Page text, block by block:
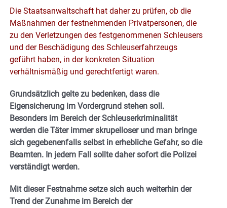
Die Staatsanwaltschaft hat daher zu prüfen, ob die
Maßnahmen der festnehmenden Privatpersonen, die
zu den Verletzungen des festgenommenen Schleusers
und der Beschädigung des Schleuserfahrzeugs
geführt haben, in der konkreten Situation
verhältnismäßig und gerechtfertigt waren.
Grundsätzlich gelte zu bedenken, dass die
Eigensicherung im Vordergrund stehen soll.
Besonders im Bereich der Schleuserkriminalität
werden die Täter immer skrupelloser und man bringe
sich gegebenenfalls selbst in erhebliche Gefahr, so die
Beamten. In jedem Fall sollte daher sofort die Polizei
verständigt werden.
Mit dieser Festnahme setze sich auch weiterhin der
Trend der Zunahme im Bereich der